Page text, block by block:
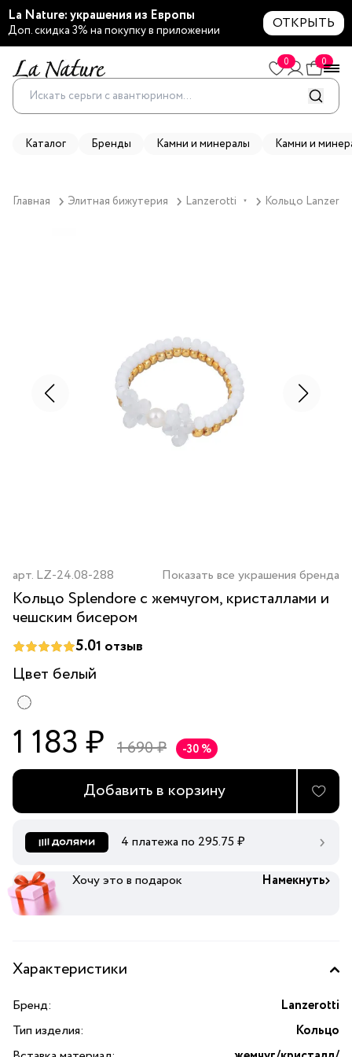
La Nature: украшения из Европы
Доп. скидка 3% на покупку в приложении ОТКРЫТЬ
0 0
Каталог Бренды Камни и минералы Камни и
Главная Элитная бижутерия Lanzerotti ▼ Кольцо
арт. LZ-24.08-288 Показать все украшения бренда
Кольцо Splendore с жемчугом, кристаллами и
чешским бисером
5.01 отзыв
Цвет белый
1 183 ₽ 1 690 ₽ -30 %
Добавить в корзину
4 платежа по 295.75 ₽
Хочу это в подарок Намекнуть
Характеристики
Бренд:
Lanzerotti
Тип изделия:
Кольцо